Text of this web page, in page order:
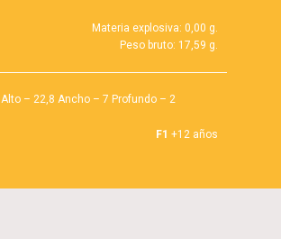
Materia explosiva: 0,00 g.
Peso bruto: 17,59 g.
Alto – 22,8 Ancho – 7 Profundo – 2
F1 +12 años